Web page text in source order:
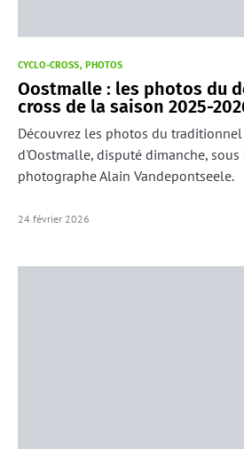
CYCLO-CROSS PHOTOS
Oostmalle : les photos du
cross de la saison 2025-
Découvrez les photos du
d'Oostmalle, disputé dimanche,
photographe Alain Vandepontseele.
24 février 2026